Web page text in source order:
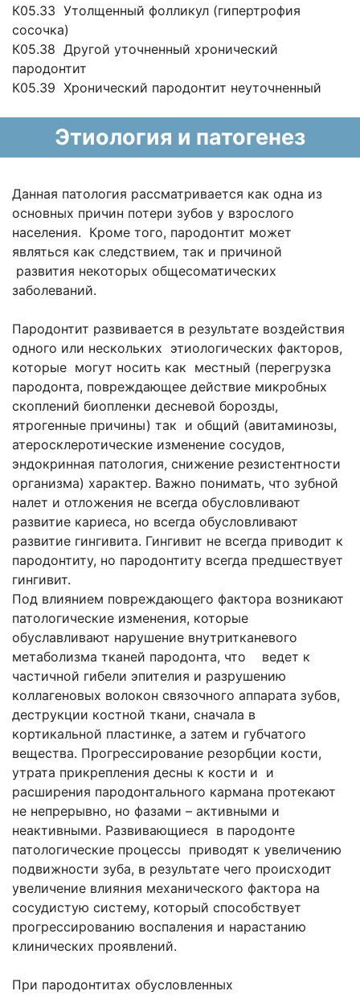
К05.33 Утолщенный фолликул (гипертрофия
сосочка)
К05.38 Другой уточненный хронический
пародонтит
К05.39 Хронический пародонтит неуточненный
Этиология и патогенез
Данная патология рассматривается как одна из
основных причин потери зубов у взрослого
населения. Кроме того, пародонтит может
являться как следствием, так и причиной
развития некоторых общесоматических
заболеваний.
Пародонтит развивается в результате воздействия
одного или нескольких этиологических факторов,
которые могут носить как местный (перегрузка
пародонта, повреждающее действие микробных
скоплений биопленки десневой борозды,
ятрогенные причины) так и общий (авитаминозы,
атеросклеротические изменение сосудов,
эндокринная патология, снижение резистентности
организма) характер. Важно понимать, что зубной
налет и отложения не всегда обусловливают
развитие кариеса, но всегда обусловливают
развитие гингивита. Гингивит не всегда приводит к
пародонтиту, но пародонтиту всегда предшествует
гингивит.
Под влиянием повреждающего фактора возникают
патологические изменения, которые
обуславливают нарушение внутритканевого
метаболизма тканей пародонта, что ведет к
частичной гибели эпителия и разрушению
коллагеновых волокон связочного аппарата зубов,
деструкции костной ткани, сначала в
кортикальной пластинке, а затем и губчатого
вещества. Прогрессирование резорбции кости,
утрата прикрепления десны к кости и и
расширения пародонтального кармана протекают
не непрерывно, но фазами – активными и
неактивными. Развивающиеся в пародонте
патологические процессы приводят к увеличению
подвижности зуба, в результате чего происходит
увеличение влияния механического фактора на
сосудистую систему, который способствует
прогрессированию воспаления и нарастанию
клинических проявлений.
При пародонтитах обусловленных